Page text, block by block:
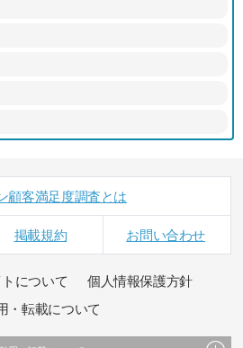
顧客満足度調査とは
掲載規約 お問い合わせ
について
個人情報保護方針
・転載について